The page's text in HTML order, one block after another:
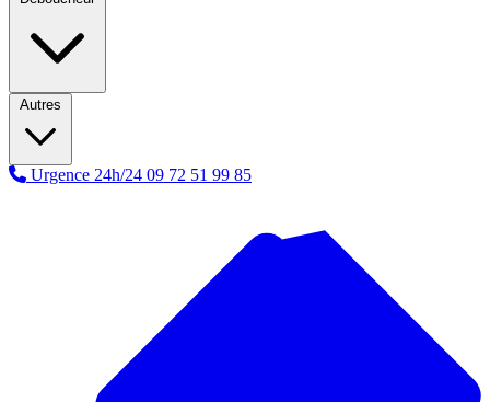
Autres
Urgence 24h/24 09 72 51 99 85